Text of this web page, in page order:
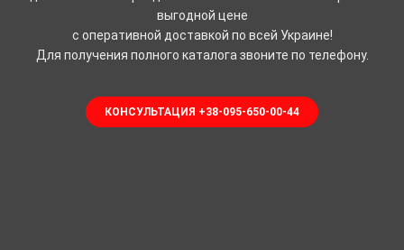
выгодной цене
с оперативной доставкой по всей Украине!
Для получения полного каталога звоните по телефону.
КОНСУЛЬТАЦИЯ +38-095-650-00-44